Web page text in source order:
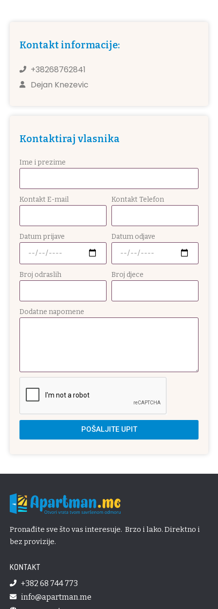
Kontakt informacije:
+38268762841
Dejan Knezevic
Kontaktiraj vlasnika
Ime i prezime
Kontakt E-mail Kontakt Telefon
Datum prijave Datum odjave
Broj odraslih Broj djece
Dodatne napomene
POŠALJITE UPIT
Pronađite sve što vas interesuje. Brzo i lako. Direktno i
bez provizije.
KONTAKT
+382 68 744 773
info@apartman.me